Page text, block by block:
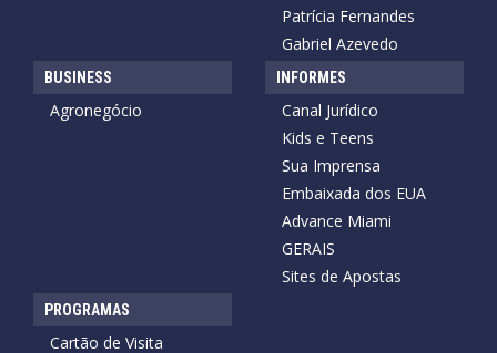
Patrícia Fernandes
Gabriel Azevedo
BUSINESS
Agronegócio
INFORMES
Canal Jurídico
Kids e Teens
Sua Imprensa
Embaixada dos EUA
Advance Miami
GERAIS
Sites de Apostas
PROGRAMAS
Cartão de Visita